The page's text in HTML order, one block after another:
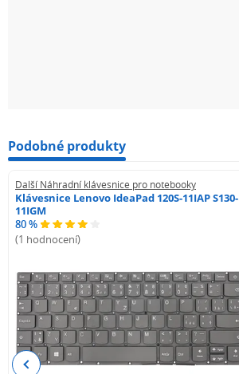
Podobné produkty
Další Náhradní klávesnice pro notebooky
Klávesnice Lenovo IdeaPad 120S-11IAP S130-
11IGM
80 %
(1 hodnocení)
Previous